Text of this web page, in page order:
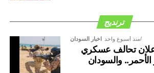
ترنديج
اخبار السودان منذ أسبوع واحد
تحالف عسكري
والسودان